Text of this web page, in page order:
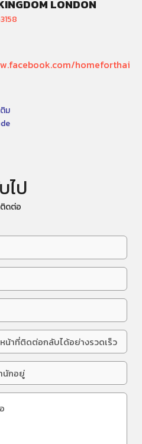
LONDON
homeforthai
ม
ไป
ติดต่อ